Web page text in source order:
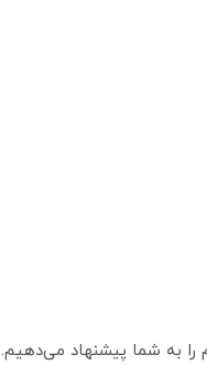
را به شما پیشنهاد می‌دهیم.